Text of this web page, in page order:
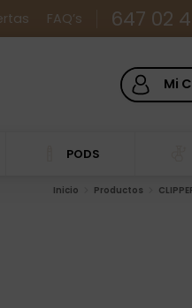
FAQ’s 647 02
Mi
PODS
Inicio Productos